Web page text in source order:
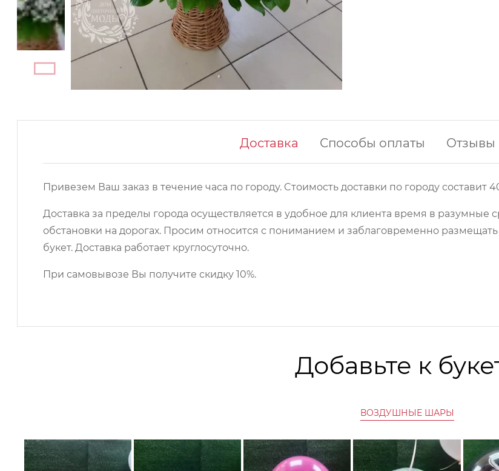
Доставка Способы оплаты Отзывы
Привезем Ваш заказ в течение часа по городу. Cтоимость доставки по городу составит
Доставка за пределы города осуществляется в удобное для клиента время в разумные
обстановки на дорогах. Просим относится с пониманием и заблаговременно
букет. Доставка работает круглосуточно.
При самовывозе Вы получите скидку 10%.
Добавьте к
ВОЗДУШНЫЕ ШАРЫ